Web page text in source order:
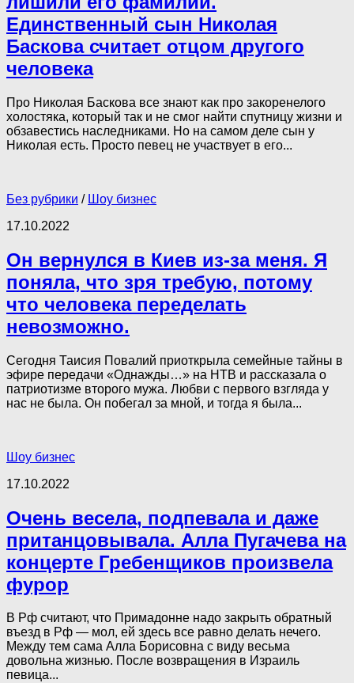
Единственный сын Николая
Баскова считает отцом другого
человека
Про Николая Баскова все знают как про закоренелого
холостяка, который так и не смог найти спутницу жизни и
обзавестись наследниками. Но на самом деле сын у
Николая есть. Просто певец не участвует в его...
Без рубрики / Шоу бизнес
17.10.2022
Он вернулся в Киев из-за меня. Я
поняла, что зря требую, потому
что человека переделать
невозможно.
Сегодня Таисия Повалий приоткрыла семейные тайны в
эфире передачи «Однажды…» на НТВ и рассказала о
патриотизме второго мужа. Любви с первого взгляда у
нас не была. Он побегал за мной, и тогда я была...
Шоу бизнес
17.10.2022
Очень весела, подпевала и даже
пританцовывала. Алла Пугачева на
концерте Гребенщиков произвела
фурор
В Рф считают, что Примадонне надо закрыть обратный
въезд в Рф — мол, ей здесь все равно делать нечего.
Между тем сама Алла Борисовна с виду весьма
довольна жизнью. После возвращения в Израиль
певица...